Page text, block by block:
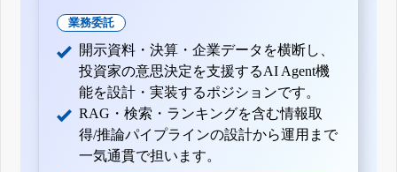
業務委託
開示資料・決算・企業データを横断し、
投資家の意思決定を支援するAI Agent機
能を設計・実装するポジションです。
RAG・検索・ランキングを含む情報取
得/推論パイプラインの設計から運用まで
一気通貫で担います。